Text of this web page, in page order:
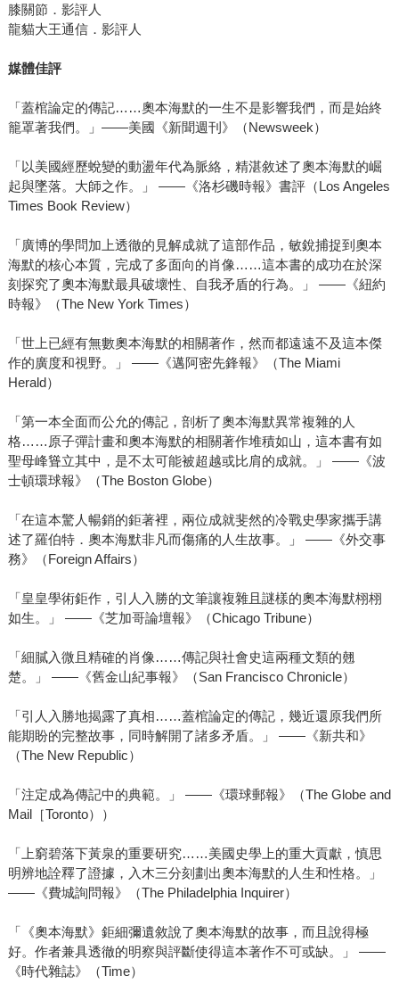
膝關節．影評人
龍貓大王通信．影評人
媒體佳評
「蓋棺論定的傳記……奧本海默的一生不是影響我們，而是始終
籠罩著我們。」——美國《新聞週刊》（Newsweek）
「以美國經歷蛻變的動盪年代為脈絡，精湛敘述了奧本海默的崛
起與墜落。大師之作。」 ——《洛杉磯時報》書評（Los Angeles
Times Book Review）
「廣博的學問加上透徹的見解成就了這部作品，敏銳捕捉到奧本
海默的核心本質，完成了多面向的肖像……這本書的成功在於深
刻探究了奧本海默最具破壞性、自我矛盾的行為。」 ——《紐約
時報》（The New York Times）
「世上已經有無數奧本海默的相關著作，然而都遠遠不及這本傑
作的廣度和視野。」 ——《邁阿密先鋒報》（The Miami
Herald）
「第一本全面而公允的傳記，剖析了奧本海默異常複雜的人
格……原子彈計畫和奧本海默的相關著作堆積如山，這本書有如
聖母峰聳立其中，是不太可能被超越或比肩的成就。」 ——《波
士頓環球報》（The Boston Globe）
「在這本驚人暢銷的鉅著裡，兩位成就斐然的冷戰史學家攜手講
述了羅伯特．奧本海默非凡而傷痛的人生故事。」 ——《外交事
務》（Foreign Affairs）
「皇皇學術鉅作，引人入勝的文筆讓複雜且謎樣的奧本海默栩栩
如生。」 ——《芝加哥論壇報》（Chicago Tribune）
「細膩入微且精確的肖像……傳記與社會史這兩種文類的翹
楚。」 ——《舊金山紀事報》（San Francisco Chronicle）
「引人入勝地揭露了真相……蓋棺論定的傳記，幾近還原我們所
能期盼的完整故事，同時解開了諸多矛盾。」 ——《新共和》
（The New Republic）
「注定成為傳記中的典範。」 ——《環球郵報》（The Globe and
Mail［Toronto））
「上窮碧落下黃泉的重要研究……美國史學上的重大貢獻，慎思
明辨地詮釋了證據，入木三分刻劃出奧本海默的人生和性格。」
——《費城詢問報》（The Philadelphia Inquirer）
「《奧本海默》鉅細彌遺敘說了奧本海默的故事，而且說得極
好。作者兼具透徹的明察與評斷使得這本著作不可或缺。」 ——
《時代雜誌》（Time）